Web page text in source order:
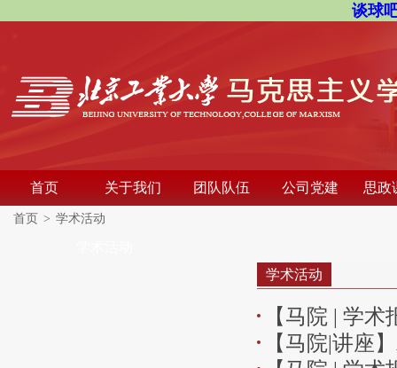
谈球
首页 关于我们 团队队伍 公司党建 思政
首页 > 学术活动
学术活动
【马院 | 学
【马院|讲座